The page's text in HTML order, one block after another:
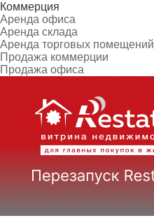
Коммерция
Аренда офиса
Аренда склада
Аренда торговых помещений
Продажа коммерции
Продажа офиса